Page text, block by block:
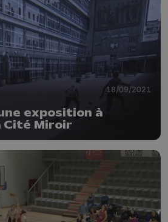
18/09/2021
exposition à
Cité Miroir